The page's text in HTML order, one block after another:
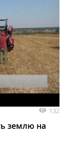
132
землю на